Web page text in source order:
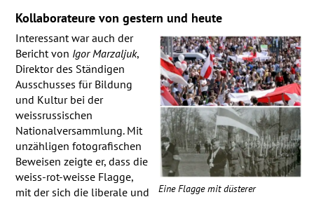
Kollaborateure von gestern und heute
Eine Flagge mit düsterer
Interessant war auch der
Bericht von Igor Marzaljuk,
Direktor des Ständigen
Ausschusses für Bildung
und Kultur bei der
weissrussischen
Nationalversammlung. Mit
unzähligen fotografischen
Beweisen zeigte er, dass die
weiss-rot-weisse Flagge,
mit der sich die liberale und